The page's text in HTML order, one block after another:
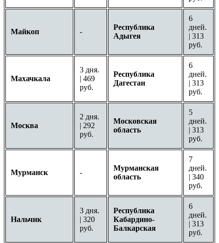
Майкоп -
Республика
Адыгея
6
дней.
| 313
руб.
Махачкала
3 дня.
| 469
руб.
Республика
Дагестан
6
дней.
| 313
руб.
Москва
2 дня.
| 292
руб.
Московская
область
5
дней.
| 313
руб.
Мурманск -
Мурманская
область
7
дней.
| 340
руб.
Нальчик
3 дня.
| 320
руб.
Республика
Кабардино-
Балкарская
6
дней.
| 313
руб.